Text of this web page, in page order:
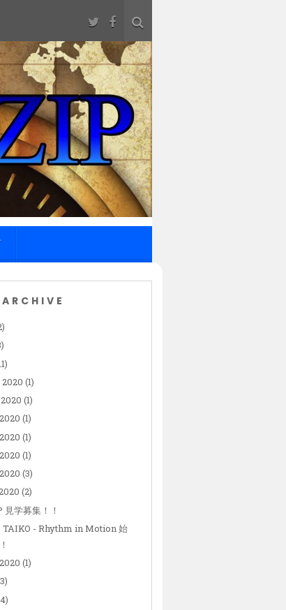
2020(1)
2020(1)
(1)
(1)
(1)
(3)
(2)
見学募集！！
TAIKO - Rhythm in Motion 始
(1)